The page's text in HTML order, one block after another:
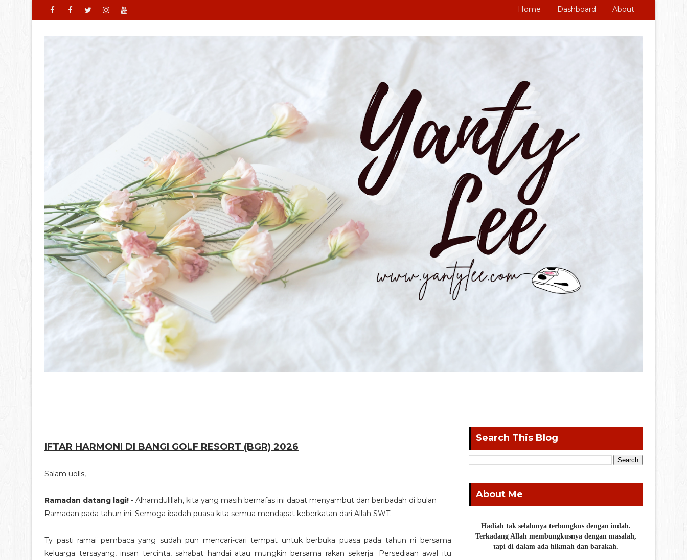
Home Dashboard About
IFTAR HARMONI DI BANGI GOLF RESORT (BGR) 2026
Salam uolls,
Ramadan datang lagi! - Alhamdulillah, kita yang masih bernafas ini dapat menyambut dan beribadah di bulan
Ramadan pada tahun ini. Semoga ibadah puasa kita semua mendapat keberkatan dari Allah SWT.
Ty pasti ramai pembaca yang sudah pun mencari-cari tempat untuk berbuka puasa pada tahun ni bersama
keluarga tersayang, insan tercinta, sahabat handai atau mungkin bersama rakan sekerja. Persediaan awal itu
Search This Blog
About Me
Hadiah tak selalunya terbungkus dengan indah.
Terkadang Allah membungkusnya dengan masalah,
tapi di dalam ada hikmah dan barakah.